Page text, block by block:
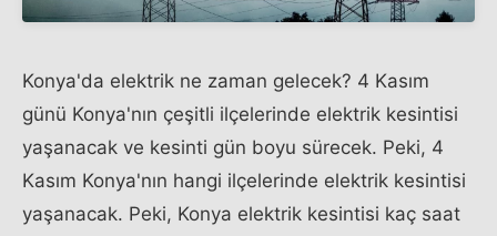
Konya'da elektrik ne zaman gelecek? 4 Kasım
günü Konya'nın çeşitli ilçelerinde elektrik kesintisi
yaşanacak ve kesinti gün boyu sürecek. Peki, 4
Kasım Konya'nın hangi ilçelerinde elektrik kesintisi
yaşanacak. Peki, Konya elektrik kesintisi kaç saat